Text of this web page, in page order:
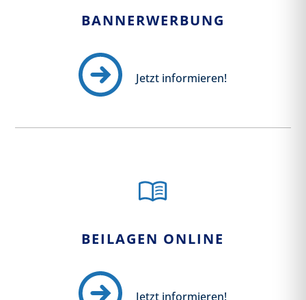
BANNERWERBUNG
Jetzt informieren!
BEILAGEN ONLINE
Jetzt informieren!